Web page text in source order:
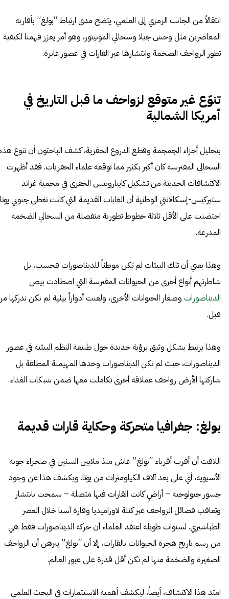
انتقالاً من الجانب الرمزي إلى العلمي، يتضح مدى ارتباط “بولغ” بأقاربه
المعاصرين مثل وحش جيلا وسحالي المونيتور، وهو أمر يعزز فهمنا لكيفية
تطور الزواحف الضخمة وانتشارها عبر القارات في عصور غابرة.
تنوّع غير متوقع لزواحف ما قبل التاريخ في
أمريكا الشمالية
بتحليل أجزاء الجمجمة وقطع الدروع الحفرية، كشف الباحثون أن تنوع
السحالي المفترسة كان أكبر بكثير مما توقعه علماء الحفريات. فقد أظهرت
الاكتشافات الحديثة من تشكيل كايبارويتس الحفري في محمية غراند
ستيركيس-إسكالانتي الوطنية أن الغابات القديمة التي كانت تغطي جنوبي يوتا
احتضنت على الأقل ثلاثة خطوط تطورية منفصلة من السحالي الضخمة
المدرعة.
وهذا يعني أن تلك البيئات لم تكن موطناً للديناصورات فحسب، بل
شاطرتهم أنواع أخرى من الحيوانات المفترسة التي اصطادت بيض
الديناصورات وصغار الحيوانات الأخرى، ولعبت أدواراً بيئية لم نكن ندركها
قبل.
وهذا يرتبط بشكل وثيق برؤية جديدة حول طبيعة النظم البيئية في عصور
الديناصورات، حيث لم تكن الديناصورات وحدها المهيمنة المطلقة بل
شاركتها الأرض زواحف عملاقة أخرى تكاملت معها ضمن شبكات الغذاء.
بولغ: جغرافيا متحركة وحكاية قارات قديمة
اللافت أن أقرب أقرباء “بولغ” عاش منذ ملايين السنين في صحراء جوبه
الأسيوية، أي على بعد آلاف الكيلومترات من يوتا. ويكشف هذا عن وجود
جسور جيولوجية – أراضٍ كانت القارات فيها متصلة – سمحت بانتشار
وتعاقب فصائل الزواحف عبر كتلة لاوراميديا وقارة آسيا خلال العصر
الطباشيري. لسنوات طويلة اعتقد العلماء أن حركة الديناصورات فقط هي
من رسم تاريخ هجرة الحيوانات بالقارات، إلا أن “بولغ” يبرهن أن الزواحف
الصغيرة والضخمة منها لم تكن أقل قدرة على عبور العالم.
امتد هذا الاكتشاف، أيضاً، ليكشف أهمية الاستثمارات في البحث العلمي